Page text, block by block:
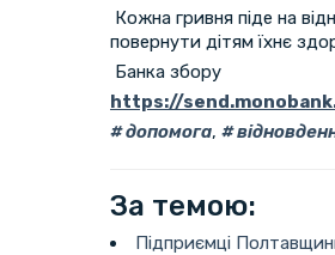
Кожна гривня піде на
повернути дітям їхнє
Банка збору
https://
допомога,
За темою:
Підприємці